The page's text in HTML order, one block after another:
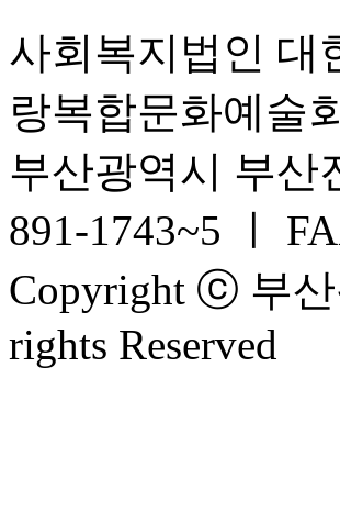
사회복지법인 대
랑복합문화예술
부산광역시 부산
891-1743~5 ㅣ
Copyright ⓒ 부
rights Reserved